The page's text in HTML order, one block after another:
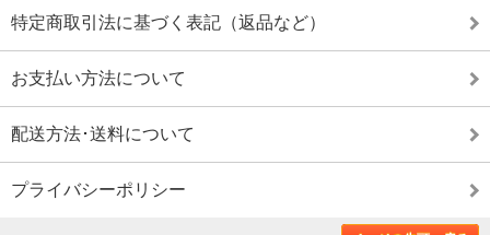
特定商取引法に基づく表記（返品など）
お支払い方法について
配送方法･送料について
プライバシーポリシー